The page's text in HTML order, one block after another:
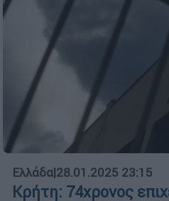
Ελλάδα|28.01.2025 23:15
Κρήτη: 74χρονος